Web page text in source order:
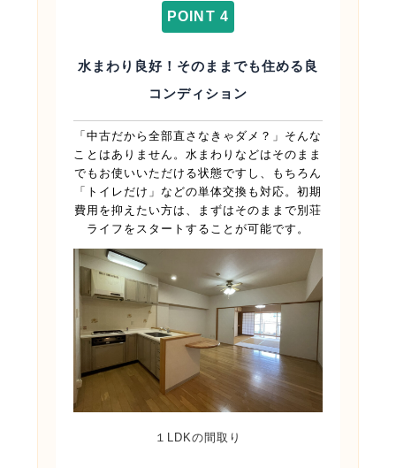
POINT 4
水まわり良好！そのままでも住める良
コンディション
「中古だから全部直さなきゃダメ？」そんな
ことはありません。水まわりなどはそのまま
でもお使いいただける状態ですし、もちろん
「トイレだけ」などの単体交換も対応。初期
費用を抑えたい方は、まずはそのままで別荘
ライフをスタートすることが可能です。
１LDKの間取り